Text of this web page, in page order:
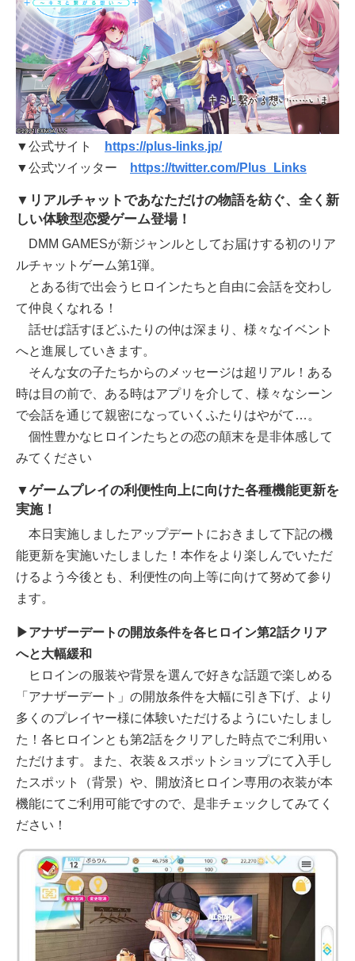
▼公式サイト
https://plus-links.jp/
▼公式ツイッター
https://twitter.com/Plus_Links
▼リアルチャットであなただけの物語を紡ぐ、全く新
しい体験型恋愛ゲーム登場！
DMM GAMESが新ジャンルとしてお届けする初のリア
ルチャットゲーム第1弾。
とある街で出会うヒロインたちと自由に会話を交わし
て仲良くなれる！
話せば話すほどふたりの仲は深まり、様々なイベント
へと進展していきます。
そんな女の子たちからのメッセージは超リアル！ある
時は目の前で、ある時はアプリを介して、様々なシーン
で会話を通じて親密になっていくふたりはやがて…。
個性豊かなヒロインたちとの恋の顛末を是非体感して
みてください
▼ゲームプレイの利便性向上に向けた各種機能更新を
実施！
本日実施しましたアップデートにおきまして下記の機
能更新を実施いたしました！本作をより楽しんでいただ
けるよう今後とも、利便性の向上等に向けて努めて参り
ます。
▶アナザーデートの開放条件を各ヒロイン第2話クリア
へと大幅緩和
ヒロインの服装や背景を選んで好きな話題で楽しめる
「アナザーデート」の開放条件を大幅に引き下げ、より
多くのプレイヤー様に体験いただけるようにいたしまし
た！各ヒロインとも第2話をクリアした時点でご利用い
ただけます。また、衣装＆スポットショップにて入手し
たスポット（背景）や、開放済ヒロイン専用の衣装が本
機能にてご利用可能ですので、是非チェックしてみてく
ださい！